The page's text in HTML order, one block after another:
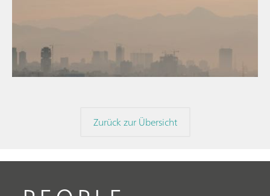
Luftqualität
// Luft
// Bildung und Forschung
Zurück zur Übersicht